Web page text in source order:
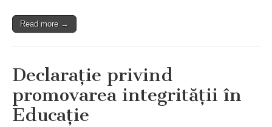
Read more →
Declaraţie privind
promovarea integrităţii în
Educaţie